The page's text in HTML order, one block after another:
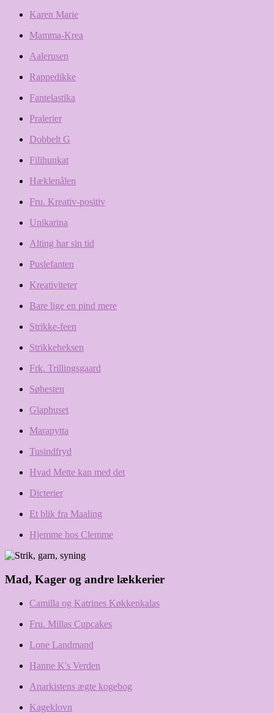
Karen Marie
Mamma-Krea
Aalerusen
Rappedikke
Fantelastika
Pralerier
Dobbelt G
Filihunkat
Hæklenålen
Fru. Kreativ-positiv
Unikarina
Alting har sin tid
Puslefanten
Kreativiteter
Bare lige en pind mere
Strikke-feen
Strikkeheksen
Frk. Trillingsgaard
Søhesten
Glaphuset
Marapytta
Tusindfryd
Hvad Mette kan med det
Dicterier
Et blik fra Maaling
Hjemme hos Clemme
Mad, Kager og andre lækkerier
Camilla og Katrines Køkkenkalas
Fru. Millas Cupcakes
Lone Landmand
Hanne K's Verden
Anarkistens ægte kogebog
Kageklovn